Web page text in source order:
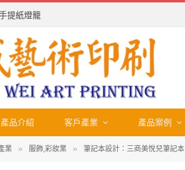
提紙燈籠
產品介紹 客戶產業 產品案例
業 » 服飾,彩妝業 » 筆記本設計：三商美悅兒筆記本